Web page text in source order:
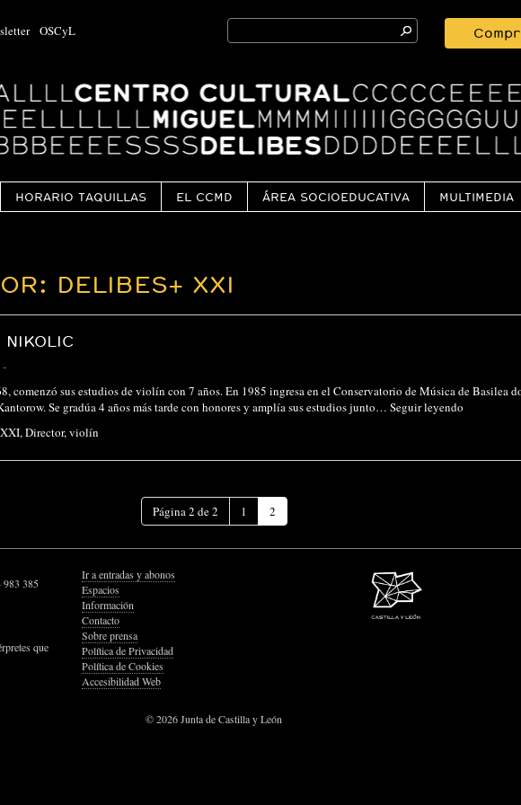
OSCyL
Search
for:
HORARIO TAQUILLAS EL CCMD ÁREA SOCIOEDUCATIVA MULTIMEDIA
DELIBES+ XXI
NIKOLIC
-
comenzó sus estudios de violín con 7 años. En 1985 ingresa en el Conservatorio de Música de Basilea
Se gradúa 4 años más tarde con honores y amplía sus estudios junto… Seguir leyendo
,Director,violín
Página 2 de 2 1 2(Página
actual)
983 385
que
Ir a entradas y abonos
Espacios
Información
Contacto
Sobre prensa
Política de Privacidad
Política de Cookies
Accesibilidad Web
© 2026 Junta de Castilla y León